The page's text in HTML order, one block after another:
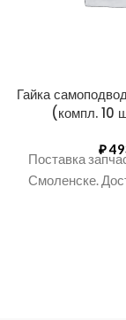
Гайка
(компл. 10
₽
Поставка
Смоленске.